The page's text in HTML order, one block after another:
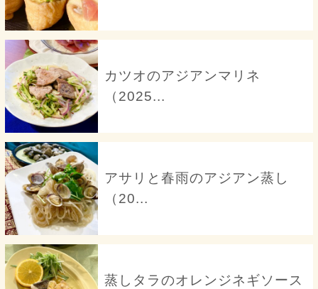
カツオのアジアンマリネ
（2025...
アサリと春雨のアジアン蒸し
（20...
蒸しタラのオレンジネギソース